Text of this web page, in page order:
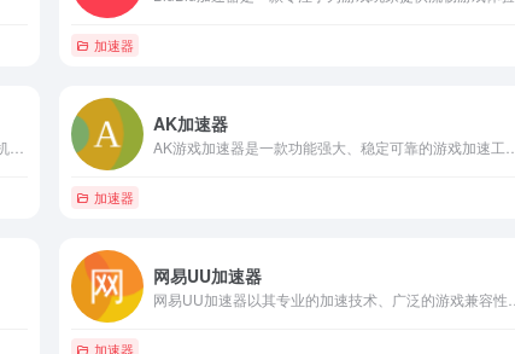
加速器
AK加速器
加速器
网易UU加速器
加速器